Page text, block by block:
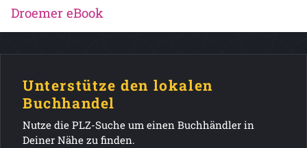
Droemer eBook
Unterstütze den lokalen
Buchhandel
Nutze die PLZ-Suche um einen Buchhändler in
Deiner Nähe zu finden.